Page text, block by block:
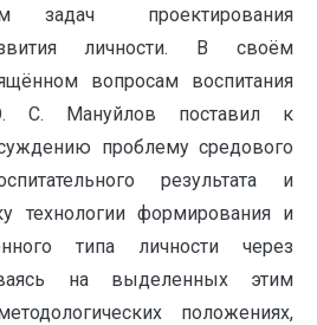
задач проектирования
личности. В своём
вопросам воспитания
Мануйлов поставил к
проблему средового
результата и
технологии формирования и
типа личности через
на выделенных этим
положениях,